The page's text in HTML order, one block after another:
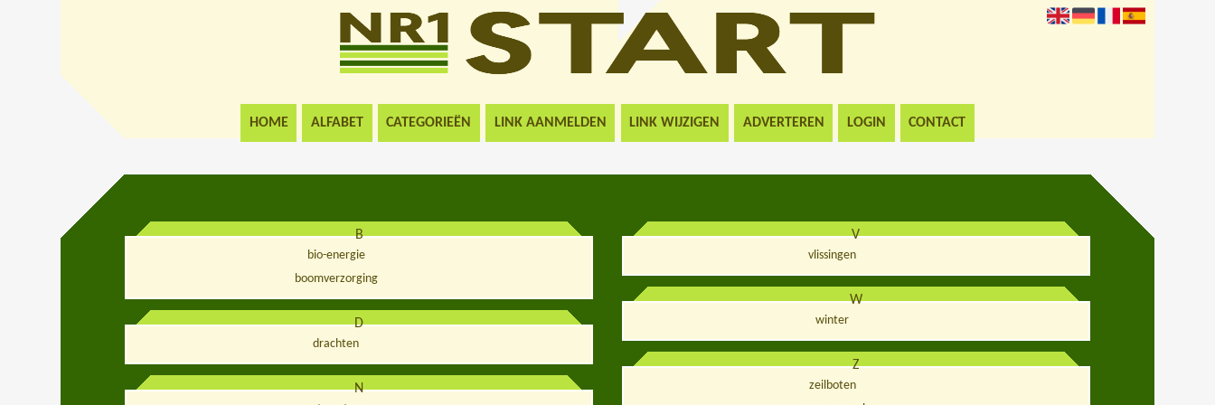
HOME ALFABET CATEGORIEËN LINK AANMELDEN LINK WIJZIGEN ADVERTEREN LOGIN CONTACT
B
bio-energie
boomverzorging
D
drachten
N
V
vlissingen
W
winter
Z
zeilboten